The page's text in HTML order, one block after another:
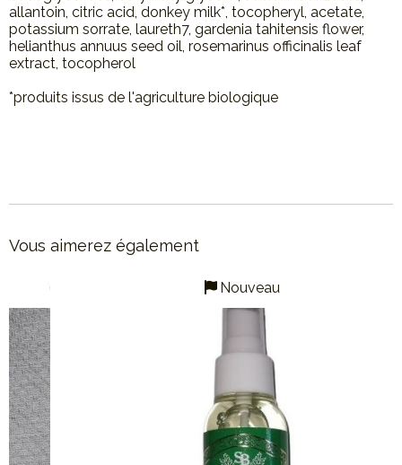
allantoin, citric acid, donkey milk*, tocopheryl, acetate,
potassium sorrate, laureth7, gardenia tahitensis flower,
helianthus annuus seed oil, rosemarinus officinalis leaf
extract, tocopherol
*produits issus de l'agriculture biologique
Vous aimerez également
Made in Marseille